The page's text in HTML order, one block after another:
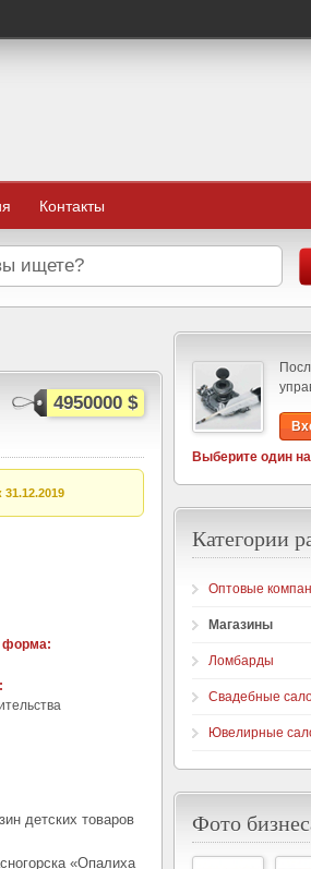
Контакты
4950000 $
форма:
детских товаров
«Опалиха
Выберите один
Категории
Оптовые
Магазины
Ломбарды
Свадебные
Ювелирные
Фото